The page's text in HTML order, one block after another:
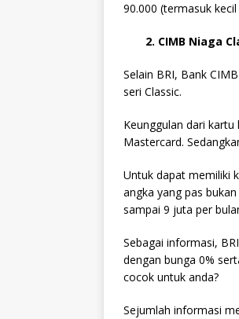
90.000 (termasuk
2. CIMB Niaga
Selain BRI, Bank
seri Classic.
Keunggulan dari
Mastercard.
Untuk dapat memiliki
angka yang pas
sampai 9 juta per
Sebagai informasi,
dengan bunga 0%
cocok untuk anda?
Sejumlah informasi